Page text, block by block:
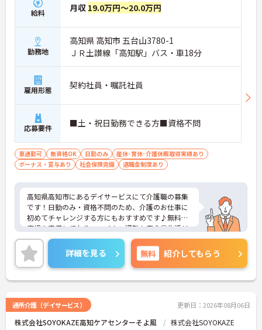
給料 月収 19.0万円～20.0万円
勤務地
高知県 高知市 五台山3780-1
ＪＲ土讃線「高知駅」バス・車18分
雇用形態 契約社員・嘱託社員
応募要件 ■土・祝日勤務できる方■資格不問
車通勤可 無資格OK 日勤のみ
産休･育休･介護休暇取得実績あり
ボーナス・賞与あり
社会保険完備 退職金制度あり
高知県高知市にあるデイサービスにて介護職の募集
です！日勤のみ・資格不問のため、介護のお仕事に
初めてチャレンジする方にもおすすめです♪無料駐
車場を完備しており、マイカー通勤も安心◎生活リ
ズムを整えながら、無理なく働ける環境です。ご興
味のある方には、面接対策ポイントなど、さらに詳
細をご案内しますのでお気軽にご相談ください！
詳細を見る 無料 紹介してもらう
通所介護（デイサービス） 更新日：2026年08月06日
株式会社SOYOKAZE高知ケアセンターそよ風 株式会社SOYOKAZE